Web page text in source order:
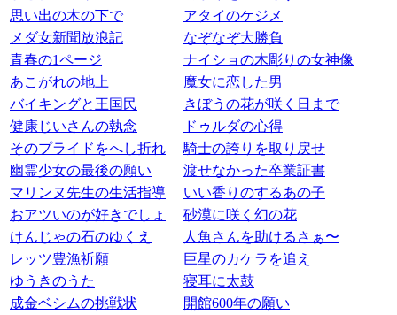
思い出の木の下で
アタイのケジメ
メダ女新聞放浪記
なぞなぞ大勝負
青春の1ページ
ナイショの木彫りの女神像
あこがれの地上
魔女に恋した男
バイキングと王国民
きぼうの花が咲く日まで
健康じいさんの執念
ドゥルダの心得
そのプライドをへし折れ
騎士の誇りを取り戻せ
幽霊少女の最後の願い
渡せなかった卒業証書
マリンヌ先生の生活指導
いい香りのするあの子
おアツいのが好きでしょ
砂漠に咲く幻の花
けんじゃの石のゆくえ
人魚さんを助けるさぁ〜
レッツ豊漁祈願
巨星のカケラを追え
ゆうきのうた
寝耳に太鼓
成金ベシムの挑戦状
開館600年の願い